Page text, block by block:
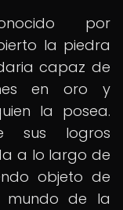
por
la piedra
capaz de
en oro y
la posea.
sus logros
a lo largo de
objeto de
mundo de la